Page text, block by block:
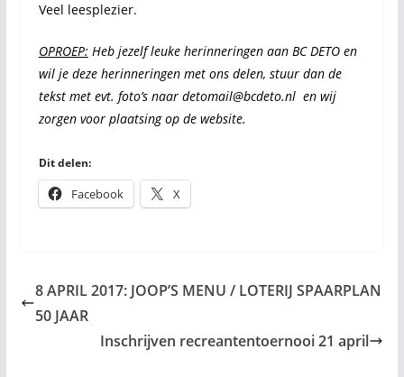
Veel leesplezier.
OPROEP: Heb jezelf leuke herinneringen aan BC DETO en
wil je deze herinneringen met ons delen, stuur dan de
tekst met evt. foto’s naar detomail@bcdeto.nlen wij
zorgen voor plaatsing op de website.
Dit delen:
Facebook X
8 APRIL 2017: JOOP’S MENU / LOTERIJ SPAARPLAN
50 JAAR
Inschrijven recreantentoernooi 21 april